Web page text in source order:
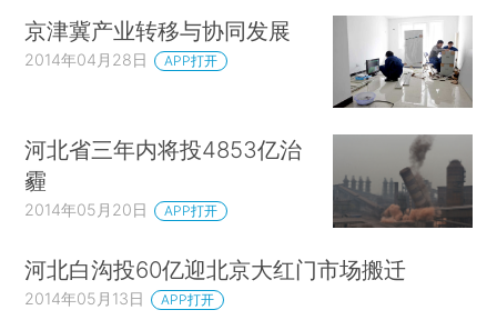
京津冀产业转移与协同发展
2014年04月28日 APP打开
河北省三年内将投4853亿治
霾
2014年05月20日 APP打开
河北白沟投60亿迎北京大红门市场搬迁
2014年05月13日 APP打开